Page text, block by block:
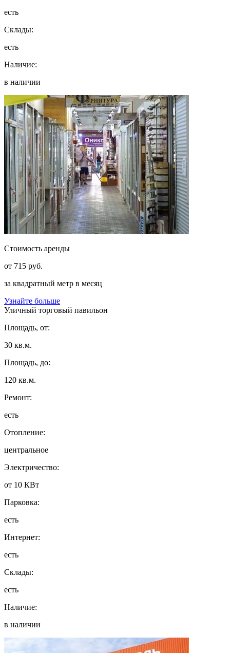
есть
Склады:
есть
Наличие:
в наличии
Стоимость аренды
от 715 руб.
за квадратный метр в месяц
Узнайте больше
Уличный торговый павильон
Площадь, от:
30 кв.м.
Площадь, до:
120 кв.м.
Ремонт:
есть
Отопление:
центральное
Электричество:
от 10 КВт
Парковка:
есть
Интернет:
есть
Склады:
есть
Наличие:
в наличии